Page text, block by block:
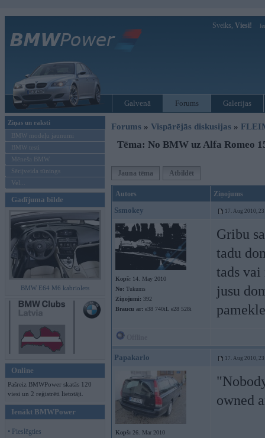
Sveiks, Viesi!
Galvenā Forums Galerijas
Ziņas un raksti
BMW modeļu jaunumi
BMW testi
Mēneša BMW
Sērijveida tūnings
Vel...
Gadījuma bilde
BMW E64 M6 kabriolets
Online
Pašreiz BMWPower skatās 120
viesi un 2 reģistrēti lietotāji.
Ienākt BMWPower
• Pieslēgties
Forums » Vispārējās diskusijas »
Tēma: No BMW uz Alfa Romeo
Jauna tēma Atbildēt
Autors Ziņojums
Ssmokey 17. Aug 2010,
Kopš: 14. May 2010
No: Tukums
Ziņojumi: 392
Braucu ar: e38 740iL e28 528i
Gribu
tadu
tads
jusu
Papakarlo 17. Aug 2010,
Kopš: 26. Mar 2010
owned